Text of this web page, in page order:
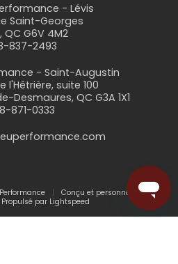
- Lévis
Saint-Georges
QC G6V 4M2
837-2493
- Saint-Augustin
l'Hêtrière, suite 100
Desmaures, QC G3A 1X1
871-0333
Conçu et personnalisé par
Propulsé par Lightspeed